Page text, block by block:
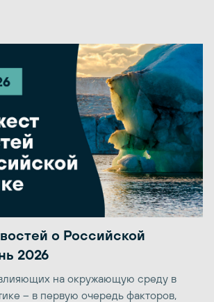
о Российской
2026
на окружающую среду в
– в первую очередь факторов,